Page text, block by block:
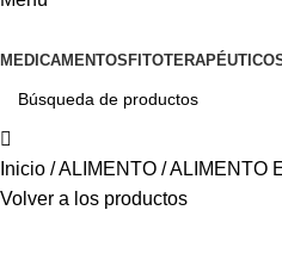
MEDICAMENTOS
Inicio ALIMENTO ALIMENTO
Volver a los productos